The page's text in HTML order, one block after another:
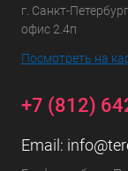
г. Санкт-
офис 2.4п
Посмотреть на
+7 (812)
Email: